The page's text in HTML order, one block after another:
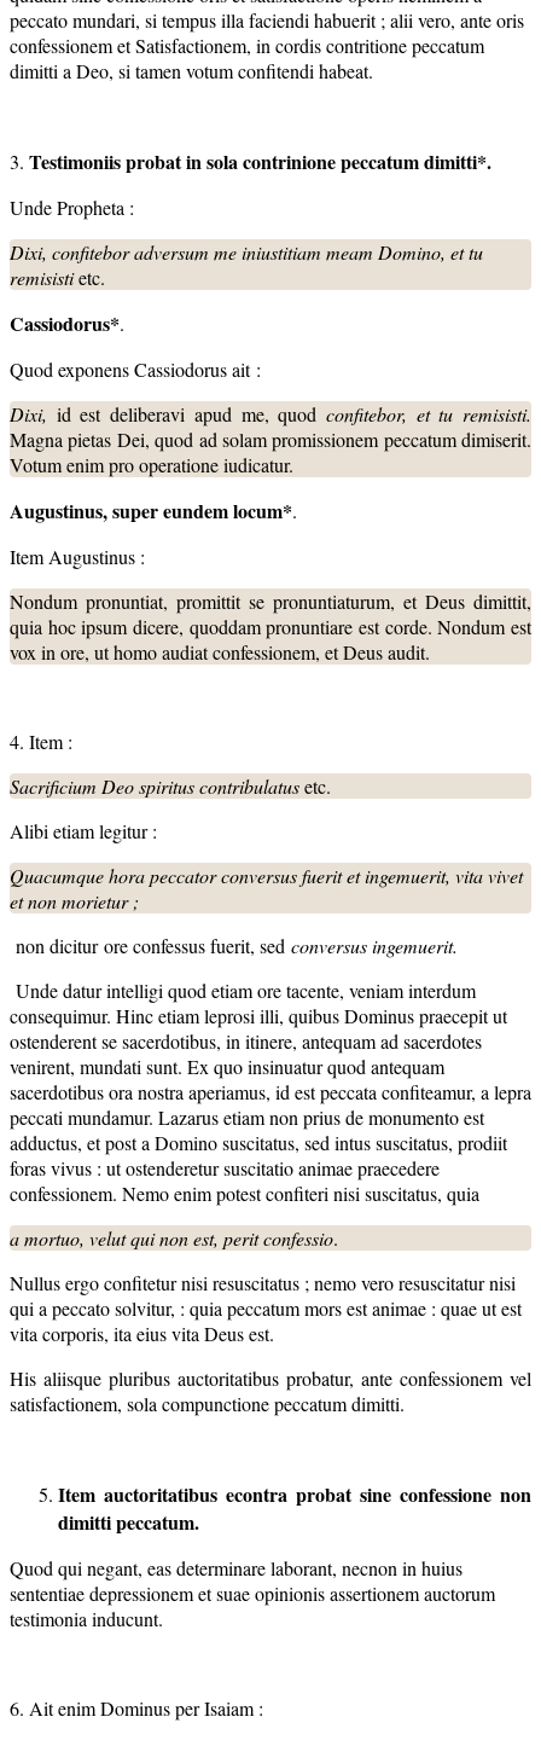
peccato mundari, si tempus illa faciendi habuerit ; alii vero, ante oris
confessionem et Satisfactionem, in cordis contritione peccatum
dimitti a Deo, si tamen votum confitendi habeat.
3. Testimoniis probat in sola contrinione peccatum dimitti*.
Unde Propheta :
Dixi, confitebor adversum me iniustitiam meam Domino, et tu
remisistietc.
Cassiodorus*.
Quod exponens Cassiodorus ait :
Dixi, id est deliberavi apud me, quod confitebor, et tu remisisti.
Magna pietas Dei, quod ad solam promissionem peccatum dimiserit.
Votum enim pro operatione iudicatur.
Augustinus, super eundem locum*.
Item Augustinus :
Nondum pronuntiat, promittit se pronuntiaturum, et Deus dimittit,
quia hoc ipsum dicere, quoddam pronuntiare est corde. Nondum est
vox in ore, ut homo audiat confessionem, et Deus audit.
4. Item :
Sacrificium Deo spiritus contribulatusetc.
Alibi etiam legitur :
Quacumque hora peccator conversus fuerit et ingemuerit, vita vivet
et non morietur ;
non diciturore confessus fuerit, sed conversus ingemuerit.
Unde datur intelligi quod etiam ore tacente, veniam interdum
consequimur. Hinc etiam leprosi illi, quibus Dominus praecepit ut
ostenderent se sacerdotibus, in itinere, antequam ad sacerdotes
venirent, mundati sunt. Ex quo insinuatur quod antequam
sacerdotibus ora nostra aperiamus, id est peccata confiteamur, a lepra
peccati mundamur. Lazarus etiam non prius de monumento est
adductus, et post a Domino suscitatus, sed intus suscitatus, prodiit
foras vivus : ut ostenderetur suscitatio animae praecedere
confessionem. Nemo enim potest confiteri nisi suscitatus, quia
a mortuo, velut qui non est, perit confessio.
Nullus ergo confitetur nisi resuscitatus ; nemo vero resuscitatur nisi
qui a peccato solvitur, : quia peccatum mors est animae : quae ut est
vita corporis, ita eius vita Deus est.
His aliisque pluribus auctoritatibus probatur, ante confessionem vel
satisfactionem, sola compunctione peccatum dimitti.
Item auctoritatibus econtra probat sine confessione non
dimitti peccatum.
Quod qui negant, eas determinare laborant, necnon in huius
sententiae depressionem et suae opinionis assertionem auctorum
testimonia inducunt.
6. Ait enim Dominus per Isaiam :